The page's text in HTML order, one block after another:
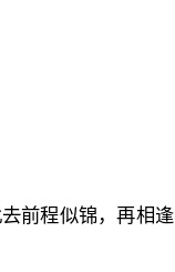
前程似锦，再相逢